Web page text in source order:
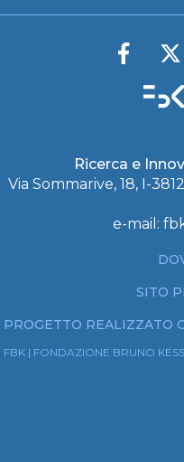
Ricerca e
Via Sommarive, 18, I-
e-mail:
SITO
PROGETTO REALIZZATO
FBK | FONDAZIONE BRUNO